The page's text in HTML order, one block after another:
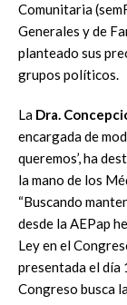
Comunitaria
Generales y de
planteado sus
grupos políticos.
La Dra.
encargada de
queremos’, ha
la mano de los
“Buscando
desde la AEPap
Ley en el
presentada el día
Congreso busca